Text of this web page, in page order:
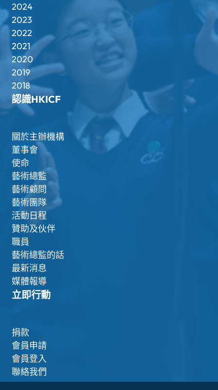
2024
2023
2022
2021
2020
2019
2018
認識HKICF
關於主辦機構
董事會
使命
藝術總監
藝術顧問
藝術團隊
活動日程
贊助及伙伴
職員
藝術總監的話
最新消息
媒體報導
立即行動
捐款
會員申請
會員登入
聯絡我們